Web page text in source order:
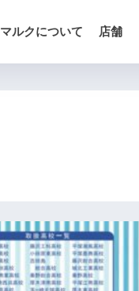
マルクについて 店舗